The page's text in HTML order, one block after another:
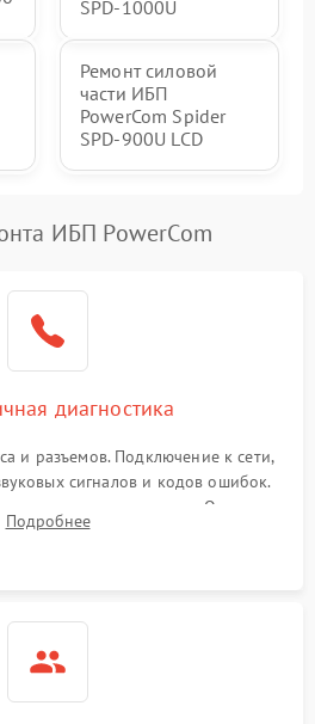
SPD-1000U
Ремонт силовой
части ИБП
PowerCom Spider
SPD-900U LCD
ИБП PowerCom
диагностика
и разъемов. Подключение к сети,
сигналов и кодов ошибок.
выходного напряжения. Оценка
основного питания без
Подробнее